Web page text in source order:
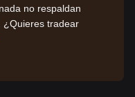
no respaldan
¿Quieres tradear